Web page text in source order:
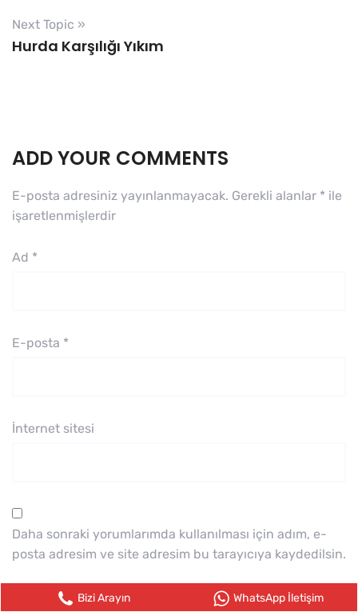
Next Topic »
Hurda Karşılığı Yıkım
ADD YOUR COMMENTS
E-posta adresiniz yayınlanmayacak. Gerekli alanlar * ile
işaretlenmişlerdir
Ad *
E-posta *
İnternet sitesi
Daha sonraki yorumlarımda kullanılması için adım, e-
posta adresim ve site adresim bu tarayıcıya kaydedilsin.
Your Comments
Bizi Arayın WhatsApp İletişim